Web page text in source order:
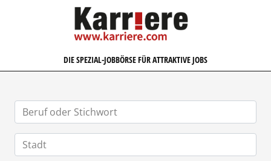
KARRIERE.COM
DIE SPEZIAL-JOBBÖRSE FÜR ATTRAKTIVE JOBS